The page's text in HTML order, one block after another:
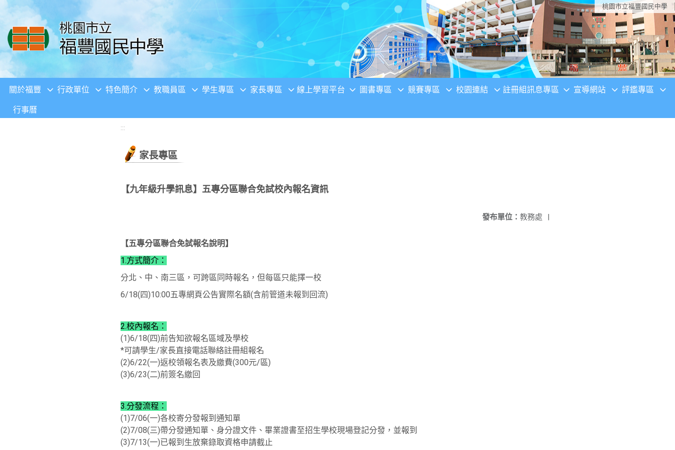
移至網頁之主要內容區位置 桃園市立福豐國民中學
關於福豐 行政單位 特色簡介 教職員區 學生專區 家長專區 線上學習平台 圖書專區 競賽專區 校園連結 註冊組訊息專區 宣導網站 評鑑專區
行事曆
:::
家長專區
【九年級升學訊息】五專分區聯合免試校內報名資訊
發布單位： 教務處 |
【五專分區聯合免試報名說明】
1.方式簡介：
分北、中、南三區，可跨區同時報名，但每區只能擇一校
6/18(四)10:00五專網頁公告實際名額(含前管道未報到回流)
2.校內報名：
(1)6/18(四)前告知欲報名區域及學校
*可請學生/家長直接電話聯絡註冊組報名
(2)6/22(一)返校領報名表及繳費(300元/區)
(3)6/23(二)前簽名繳回
3.分發流程：
(1)7/06(一)各校寄分發報到通知單
(2)7/08(三)帶分發通知單、身分證文件、畢業證書至招生學校現場登記分發，並報到
(3)7/13(一)已報到生放棄錄取資格申請截止